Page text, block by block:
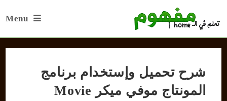
Menu
شرح تحميل وإستخدام برنامج
المونتاج موفي ميكر Movie